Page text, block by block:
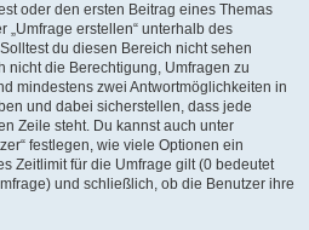
oder den ersten Beitrag eines Themas
„Umfrage erstellen“ unterhalb des
du diesen Bereich nicht sehen
nicht die Berechtigung, Umfragen zu
mindestens zwei Antwortmöglichkeiten in
und dabei sicherstellen, dass jede
Zeile steht. Du kannst auch unter
festlegen, wie viele Optionen ein
Zeitlimit für die Umfrage gilt (0 bedeutet
und schließlich, ob die Benutzer ihre